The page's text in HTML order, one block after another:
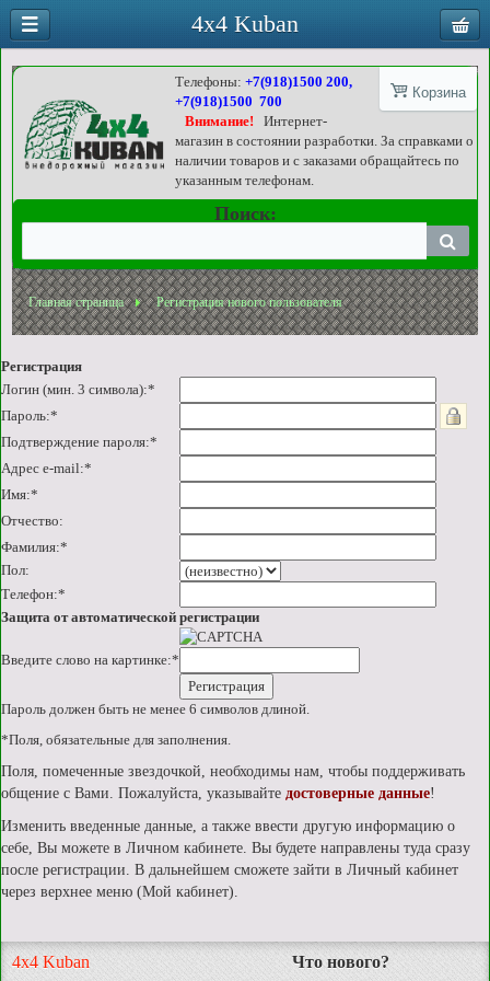
Корзина
Телефоны:+7(918)1500 200,
+7(918)1500 700
Внимание!
Интернет-
магазин в состоянии разработки. За справками о
наличии товаров и с заказами обращайтесь по
указанным телефонам.
Поиск:
Главная страница Регистрация нового пользователя
Регистрация
Логин (мин. 3 символа):*
Пароль:*
Подтверждение пароля:*
Адрес e-mail:*
Имя:*
Отчество:
Фамилия:*
Пол:
Телефон:*
Защита от автоматической регистрации
Введите слово на картинке:*
Пароль должен быть не менее 6 символов длиной.
*Поля, обязательные для заполнения.
Поля, помеченные звездочкой, необходимы нам, чтобы поддерживать
общение с Вами. Пожалуйста, указывайте достоверные данные!
Изменить введенные данные, а также ввести другую информацию о
себе, Вы можете в Личном кабинете. Вы будете направлены туда сразу
после регистрации. В дальнейшем сможете зайти в Личный кабинет
через верхнее меню (Мой кабинет).
4x4 Kuban Что нового?
4x4 Kuban